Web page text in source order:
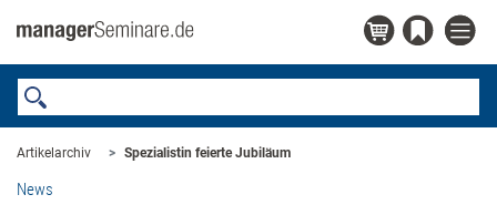
Artikelarchiv Spezialistin feierte Jubiläum
News